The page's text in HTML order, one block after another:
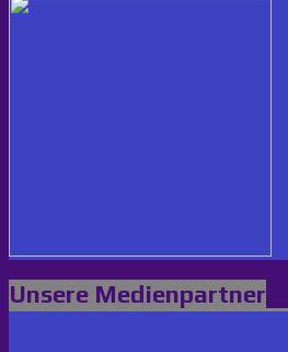
Unsere Medienpartner